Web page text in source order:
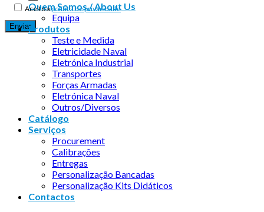
Aceito apolítica de privacidade
Quem Somos / About Us
Equipa
Produtos
Teste e Medida
Eletricidade Naval
Eletrónica Industrial
Transportes
Forças Armadas
Eletrónica Naval
Outros/Diversos
Catálogo
Serviços
Procurement
Calibrações
Entregas
Personalização Bancadas
Personalização Kits Didáticos
Contactos